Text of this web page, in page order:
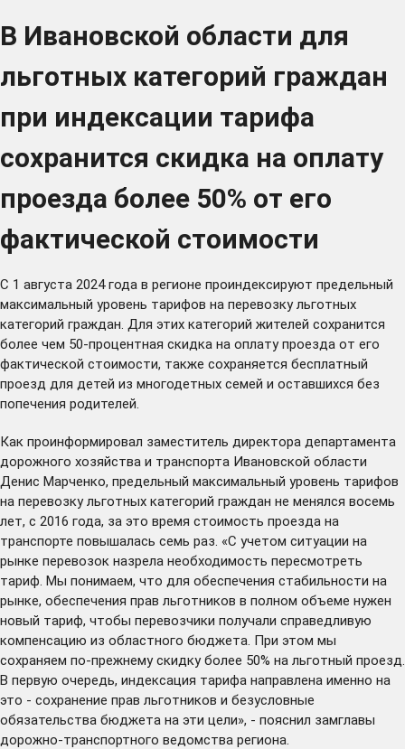
В Ивановской области для
льготных категорий граждан
при индексации тарифа
сохранится скидка на оплату
проезда более 50% от его
фактической стоимости
С 1 августа 2024 года в регионе проиндексируют предельный
максимальный уровень тарифов на перевозку льготных
категорий граждан. Для этих категорий жителей сохранится
более чем 50-процентная скидка на оплату проезда от его
фактической стоимости, также сохраняется бесплатный
проезд для детей из многодетных семей и оставшихся без
попечения родителей.
Как проинформировал заместитель директора департамента
дорожного хозяйства и транспорта Ивановской области
Денис Марченко, предельный максимальный уровень тарифов
на перевозку льготных категорий граждан не менялся восемь
лет, с 2016 года, за это время стоимость проезда на
транспорте повышалась семь раз. «С учетом ситуации на
рынке перевозок назрела необходимость пересмотреть
тариф. Мы понимаем, что для обеспечения стабильности на
рынке, обеспечения прав льготников в полном объеме нужен
новый тариф, чтобы перевозчики получали справедливую
компенсацию из областного бюджета. При этом мы
сохраняем по-прежнему скидку более 50% на льготный проезд.
В первую очередь, индексация тарифа направлена именно на
это - сохранение прав льготников и безусловные
обязательства бюджета на эти цели», - пояснил замглавы
дорожно-транспортного ведомства региона.